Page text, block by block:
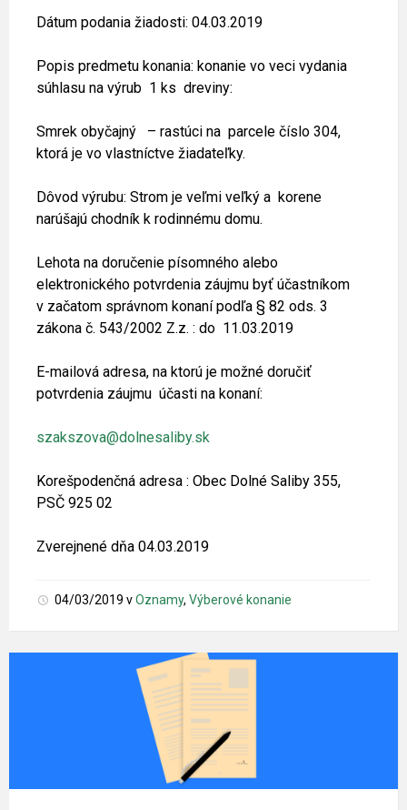
Dátum podania žiadosti: 04.03.2019
Popis predmetu konania: konanie vo veci vydania
súhlasu na výrub 1 ks dreviny:
Smrek obyčajný – rastúci na parcele číslo 304,
ktorá je vo vlastníctve žiadateľky.
Dôvod výrubu: Strom je veľmi veľký a korene
narúšajú chodník k rodinnému domu.
Lehota na doručenie písomného alebo
elektronického potvrdenia záujmu byť účastníkom
v začatom správnom konaní podľa § 82 ods. 3
zákona č. 543/2002 Z.z. : do 11.03.2019
E-mailová adresa, na ktorú je možné doručiť
potvrdenia záujmu účasti na konaní:
szakszova@dolnesaliby.sk
Korešpodenčná adresa : Obec Dolné Saliby 355,
PSČ 925 02
Zverejnené dňa 04.03.2019
04/03/2019 vOznamy, Výberové konanie